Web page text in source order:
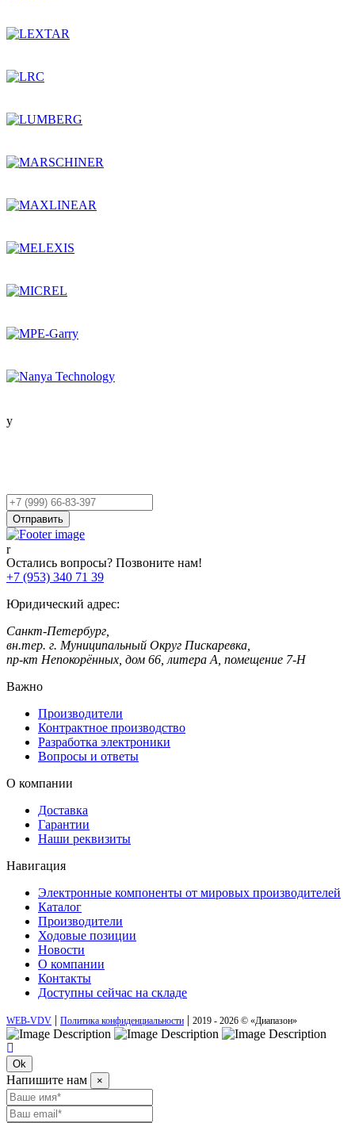
Ваш
телефон
Отправить
Остались вопросы? Позвоните нам!
+7 (953) 340 71 39
Юридический адрес:
Санкт-Петербург,
вн.тер. г. Муниципальный Округ Пискаревка,
пр-кт Непокорённых, дом 66, литера А, помещение 7-Н
Важно
Производители
Контрактное производство
Разработка электроники
Вопросы и ответы
О компании
Доставка
Гарантии
Наши реквизиты
Навигация
Электронные компоненты от мировых производителей
Каталог
Производители
Ходовые позиции
Новости
О компании
Контакты
Доступны сейчас на складе
WEB-VDV | Политика конфиденциальности | 2019 - 2026 © «Диапазон»
Ok
Напишите нам ×